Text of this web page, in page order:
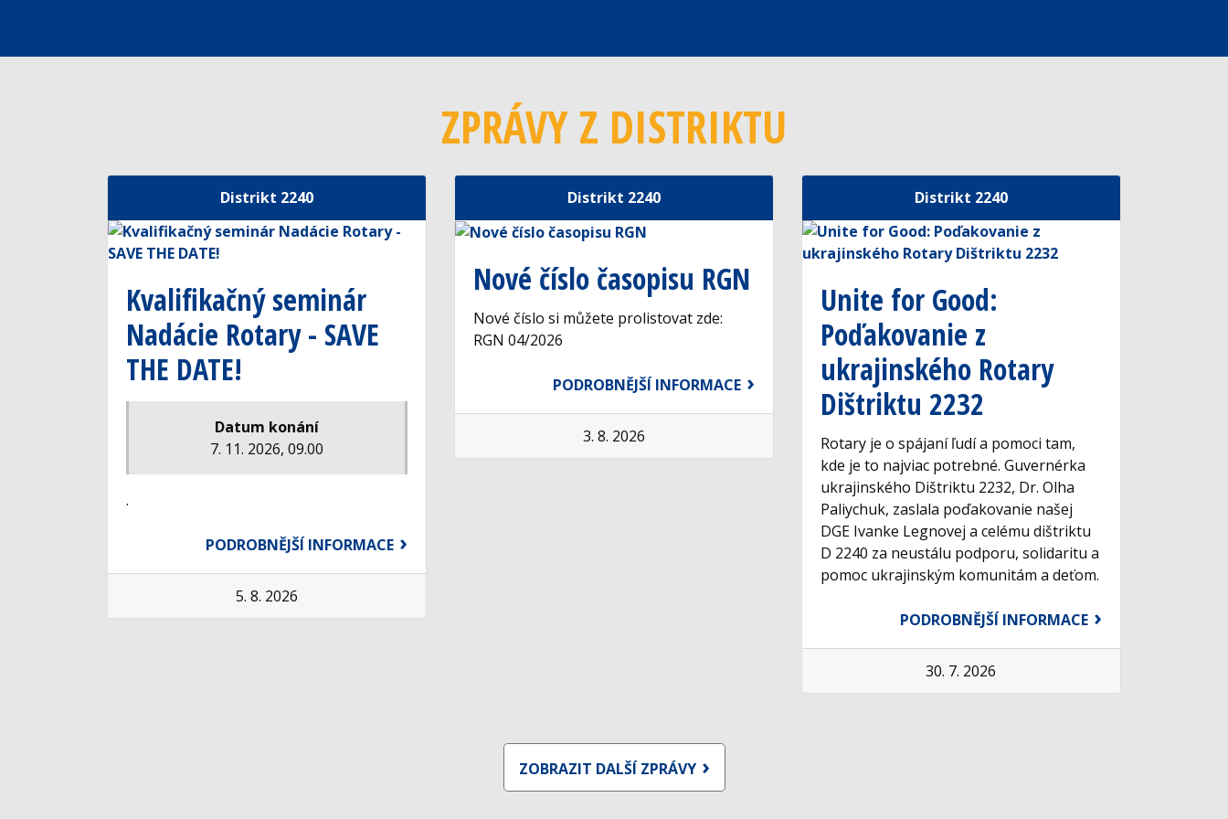
ZPRÁVY Z DISTRIKTU
Distrikt 2240
Kvalifikačný seminár
Nadácie Rotary - SAVE
THE DATE!
Datum konání
7. 11. 2026, 09.00
.
PODROBNĚJŠÍ INFORMACE
5. 8. 2026
Distrikt 2240
Nové číslo časopisu RGN
Nové číslo si můžete prolistovat zde:
RGN 04/2026
PODROBNĚJŠÍ INFORMACE
3. 8. 2026
Distrikt 2240
Unite for Good:
Poďakovanie z
ukrajinského Rotary
Dištriktu 2232
Rotary je o spájaní ľudí a pomoci tam,
kde je to najviac potrebné. Guvernérka
ukrajinského Dištriktu 2232, Dr. Olha
Paliychuk, zaslala poďakovanie našej
DGE Ivanke Legnovej a celému dištriktu
D 2240 za neustálu podporu, solidaritu a
pomoc ukrajinským komunitám a deťom.
PODROBNĚJŠÍ INFORMACE
30. 7. 2026
ZOBRAZIT DALŠÍ ZPRÁVY